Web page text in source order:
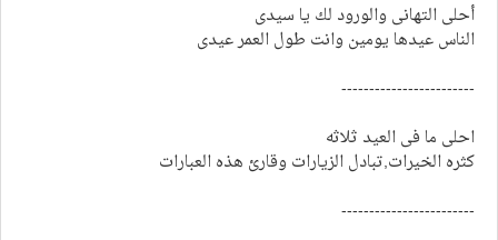
أحلى التهانى والورود لك يا سيدى
الناس عيدها يومين وانت طول العمر عيدى
------------------------
احلى ما فى العيد ثلاثه
كثره الخيرات,تبادل الزيارات وقارئ هذه العبارات
------------------------